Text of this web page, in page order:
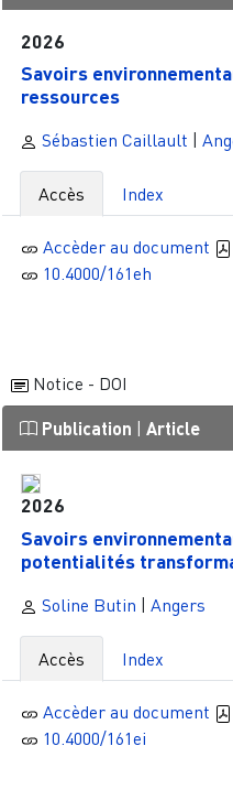
2026
Savoirs
ressources
Sébastien Caillault
Accès Index
Accèder au document
10.4000/161eh
Notice - DOI
Publication | Article
2026
Savoirs
potentialités
Soline Butin | Angers
Accès Index
Accèder au document
10.4000/161ei